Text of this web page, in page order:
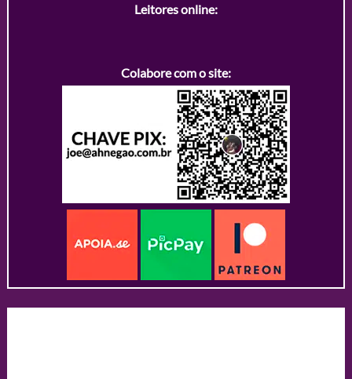
Leitores online:
Colabore com o site: